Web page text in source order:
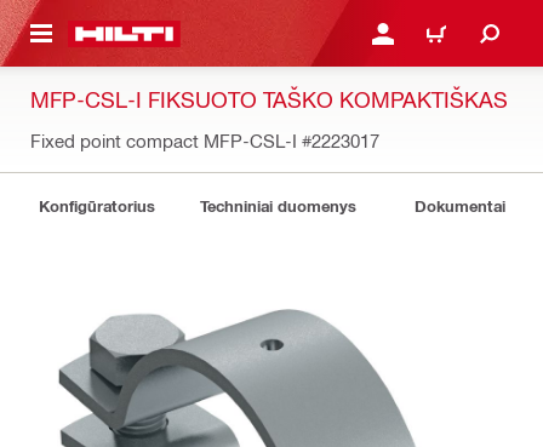
TURINIO PRISIJUNGTI ARBA
PIRKINIŲ
MFP-CSL-I FIKSUOTO TAŠKO KOMPAKTIŠKAS
Fixed point compact MFP-CSL-I #2223017
Konfigūratorius Techniniai duomenys Dokumentai